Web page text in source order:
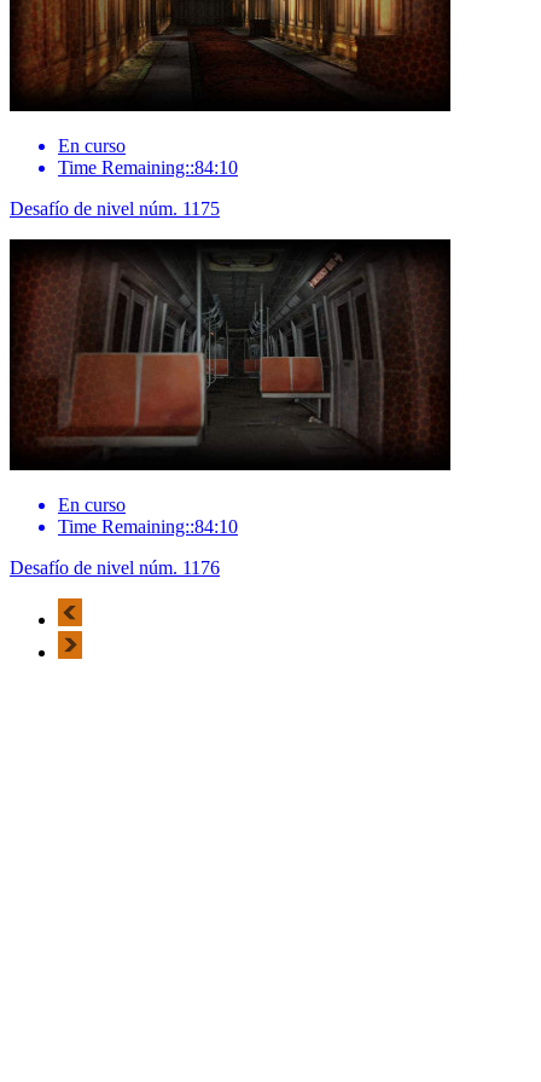
En curso
Time Remaining::84:10
Desafío de nivel núm. 1175
En curso
Time Remaining::84:10
Desafío de nivel núm. 1176